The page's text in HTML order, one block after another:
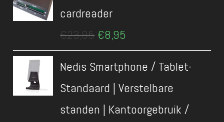
cardreader
€23,95 Oorspronkelijke
prijs
€23,95.
€8,95
€8,95.
Nedis Smartphone / Tablet-
Standaard | Verstelbare
standen | Kantoorgebruik /